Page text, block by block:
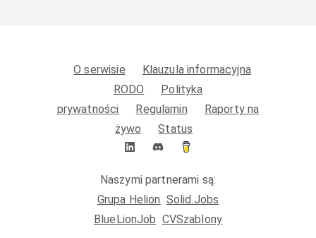
O serwisie
Klauzula informacyjna
RODO
Polityka
prywatności
Regulamin
Raporty na
żywo
Status
Naszymi partnerami są:
Grupa Helion Solid.Jobs
BlueLionJob CVSzablony